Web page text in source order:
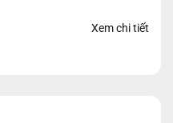
Xem chi tiết